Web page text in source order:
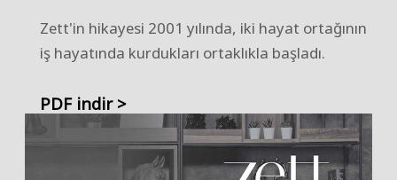
Zett'in hikayesi 2001 yılında, iki hayat ortağının
iş hayatında kurdukları ortaklıkla başladı.
PDF indir >